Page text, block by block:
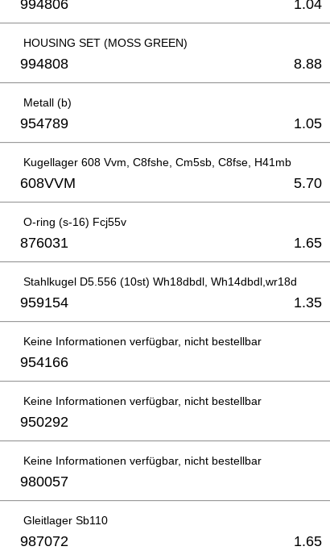
994806 1.04
HOUSING SET (MOSS GREEN)
994808 8.88
Metall (b)
954789 1.05
Kugellager 608 Vvm, C8fshe, Cm5sb, C8fse, H41mb
608VVM 5.70
O-ring (s-16) Fcj55v
876031 1.65
Stahlkugel D5.556 (10st) Wh18dbdl, Wh14dbdl,wr18d
959154 1.35
Keine Informationen verfügbar, nicht bestellbar
954166
Keine Informationen verfügbar, nicht bestellbar
950292
Keine Informationen verfügbar, nicht bestellbar
980057
Gleitlager Sb110
987072 1.65